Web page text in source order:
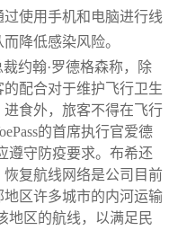
使用手机和电脑进行线
降低感染风险。
约翰·罗德格森称，除
配合对于维护飞行卫生
食外，旅客不得在飞行
的首席执行官爱德
遵守防疫要求。布希还
复航线网络是公司目前
区许多城市的内河运输
地区的航线，以满足民